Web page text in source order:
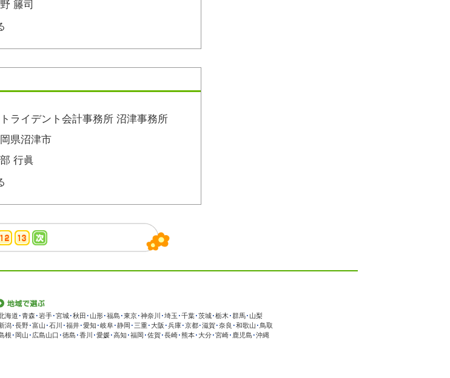
籐司
トライデント会計事務所 沼津事務所
県沼津市
行眞
海道 ･青森･岩手･宮城･秋田 ･ 山形･福島 ･東京･神奈川 ･埼玉 ･千葉･茨城･栃木 ･群馬･ 山梨
潟･長野･富山 ･石川 ･福井･愛知 ･岐阜･静岡 ･ 三重･大阪 ･兵庫･京都･滋賀･奈良 ･和歌山 ･ 鳥取
根 ･ 岡山 ･ 広島山口 ･徳島 ･香川 ･愛媛･高知 ･福岡 ･佐賀･長崎･熊本･大分･宮崎･ 鹿児島 ･沖縄